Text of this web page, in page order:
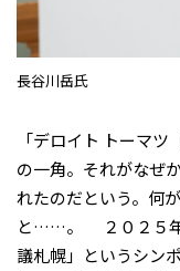
長谷川岳氏
「デロイト トーマ
の一角。それがなぜ
れたのだという。何
と……。 ２０２５年
議札幌」というシン